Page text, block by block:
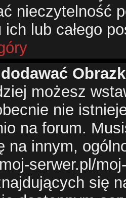
nieczytelność
lub całego
możesz
nie
na forum.
na innym,
serwer.pl/
się